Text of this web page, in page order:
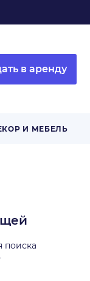
в аренду
И МЕБЕЛЬ
поиска